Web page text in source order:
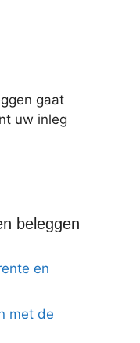
gaat
uw inleg
beleggen
en
met de